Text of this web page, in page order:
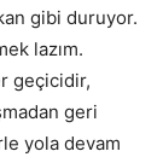
gibi duruyor.
lazım.
geçicidir,
geri
yola devam